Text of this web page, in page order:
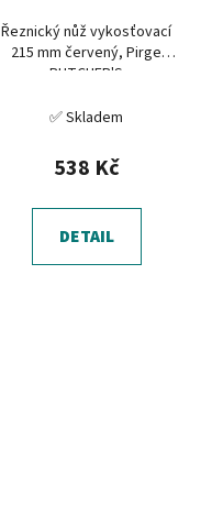
Řeznický nůž vykosťovací
215 mm červený, Pirge
BUTCHER'S
✅ Skladem
538 Kč
DETAIL